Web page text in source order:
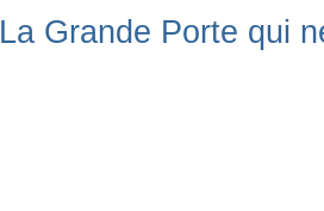
La Grande Porte qui